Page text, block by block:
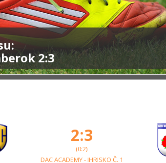
2:3
2:3
(0:2)
DAC ACADEMY - IHRISKO Č. 1